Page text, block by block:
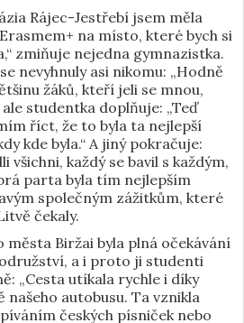
Rájec-Jestřebí jsem měla
na místo, které bych si
zmiňuje nejedna gymnazistka.
nevyhnuly asi nikomu: „Hodně
žáků, kteří jeli se mnou,
studentka doplňuje: „Teď
říct, že to byla ta nejlepší
kde byla.“ A jiný pokračuje:
všichni, každý se bavil s každým,
parta byla tím nejlepším
společným zážitkům, které
čekaly.
Biržai byla plná očekávání
a i proto ji studenti
„Cesta utíkala rychle i díky
našeho autobusu. Ta vznikla
českých písniček nebo